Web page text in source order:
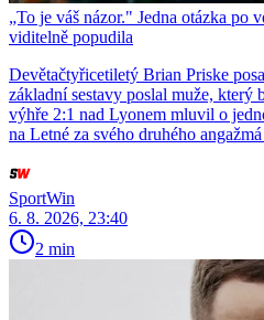
„To je váš názor." Jedna otázka po
viditelně popudila
Devětačtyřicetiletý Brian Priske
základní sestavy poslal muže, který
výhře 2:1 nad Lyonem mluvil o
na Letné za svého druhého
SportWin
6. 8. 2026, 23:40
2 min